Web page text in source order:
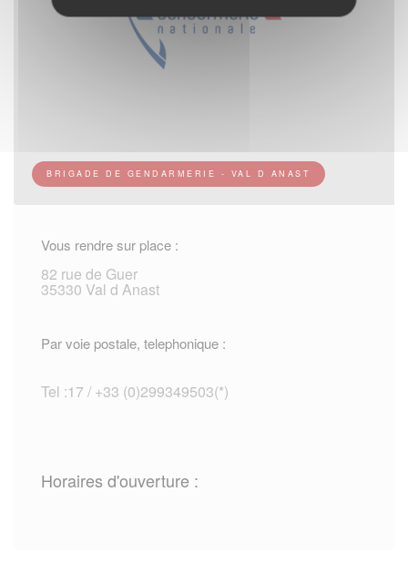
BRIGADE DE GENDARMERIE - VAL D ANAST
Vous rendre sur place :
82 rue de Guer
35330 Val d Anast
Par voie postale, telephonique :
Tel :17 / +33 (0)299349503(*)
Horaires d'ouverture :